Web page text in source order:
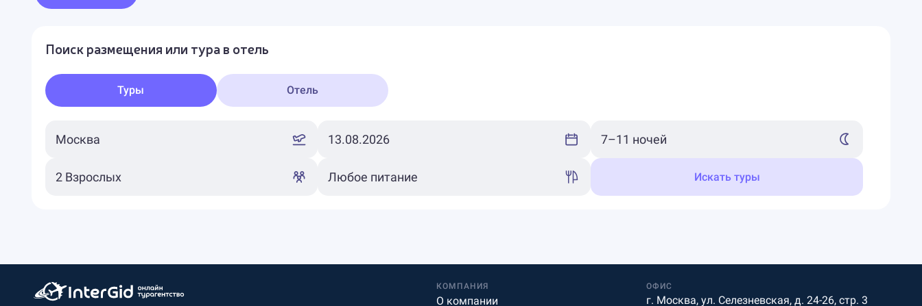
Поиск размещения или тура в отель
Туры Отель
Искать туры
КОМПАНИЯ
О компании
ОФИС
г. Москва, ул. Селезневская, д. 24-26, стр. 3